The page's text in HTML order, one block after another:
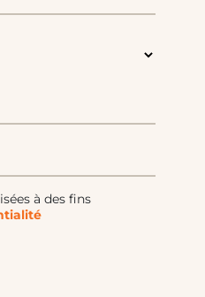
à des fins